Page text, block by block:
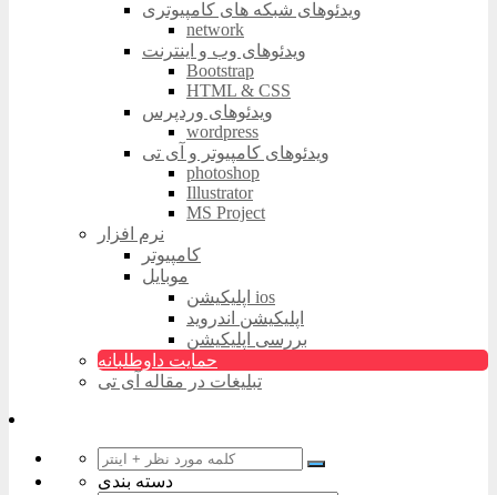
ویدئوهای شبکه های کامپیوتری
network
ویدئوهای وب و اینترنت
Bootstrap
HTML & CSS
ویدئوهای وردپرس
wordpress
ویدئوهای کامپیوتر و آی تی
photoshop
Illustrator
MS Project
نرم افزار
کامپیوتر
موبایل
اپلیکیشن ios
اپلیکیشن اندروید
بررسی اپلیکیشن
حمایت داوطلبانه
تبلیغات در مقاله آی تی
دسته بندی